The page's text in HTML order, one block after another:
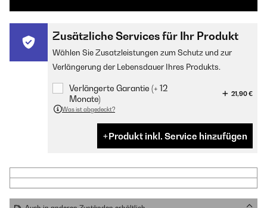
Zusätzliche Services für Ihr Produkt
Wählen Sie Zusatzleistungen zum Schutz und zur
Verlängerung der Lebensdauer Ihres Produkts.
Verlängerte Garantie (+ 12
Monate)
21,90 €
Was ist abgedeckt?
Produkt inkl. Service hinzufügen